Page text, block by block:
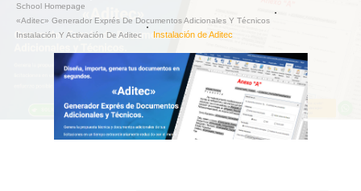
School Homepage
«Aditec» Generador Exprés De Documentos Adicionales Y Técnicos
Instalación Y Activación De Aditec
Instalación de Aditec